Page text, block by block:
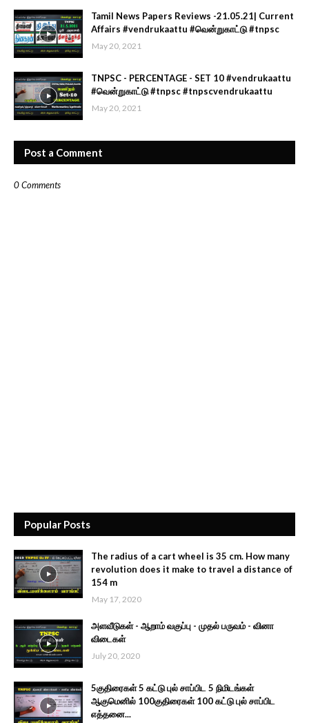
Tamil News Papers Reviews -21.05.21| Current
Affairs #vendrukaattu #வென்றுகாட்டு #tnpsc
May 20, 2021
TNPSC - PERCENTAGE - SET 10 #vendrukaattu
#வென்றுகாட்டு #tnpsc #tnpscvendrukaattu
May 20, 2021
Post a Comment
0 Comments
Popular Posts
The radius of a cart wheel is 35 cm. How many
revolution does it make to travel a distance of
154 m
May 17, 2020
அளவீடுகள் - ஆறாம் வகுப்பு - முதல் பருவம் - வினா
விடைகள்
July 20, 2020
5குதிரைகள் 5 கட்டு புல் சாப்பிட 5 நிமிடங்கள்
ஆகுமெனில் 100குதிரைகள் 100 கட்டு புல் சாப்பிட
எத்தனை...